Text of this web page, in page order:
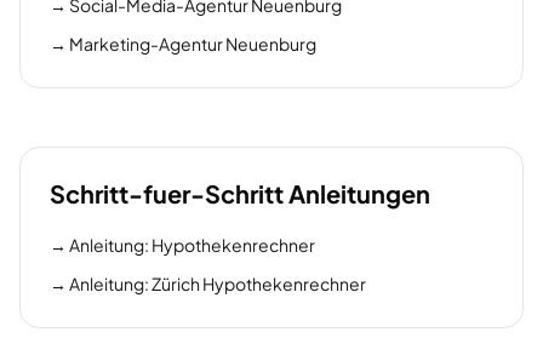
→ Social-Media-Agentur Neuenburg
→ Marketing-Agentur Neuenburg
Schritt-fuer-Schritt Anleitungen
→ Anleitung: Hypothekenrechner
→ Anleitung: Zürich Hypothekenrechner